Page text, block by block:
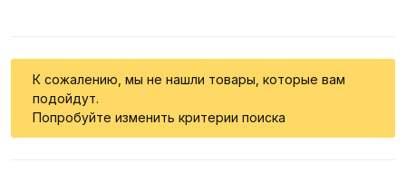
К сожалению, мы не нашли товары, которые вам
подойдут.
Попробуйте изменить критерии поиска